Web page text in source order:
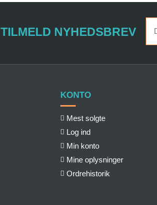
TILMELD NYHEDSBREV
KONTO
Mest solgte
Log ind
Min konto
Mine oplysninger
Ordrehistorik